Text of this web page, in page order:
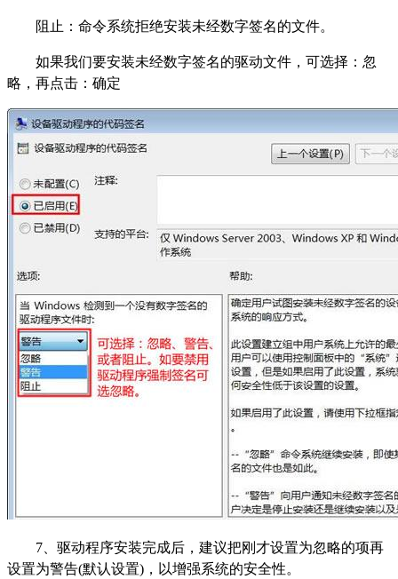
阻止：命令系统拒绝安装未经数字签名的文件。
如果我们要安装未经数字签名的驱动文件，可选择：忽
略，再点击：确定
7、驱动程序安装完成后，建议把刚才设置为忽略的项再
设置为警告(默认设置)，以增强系统的安全性。